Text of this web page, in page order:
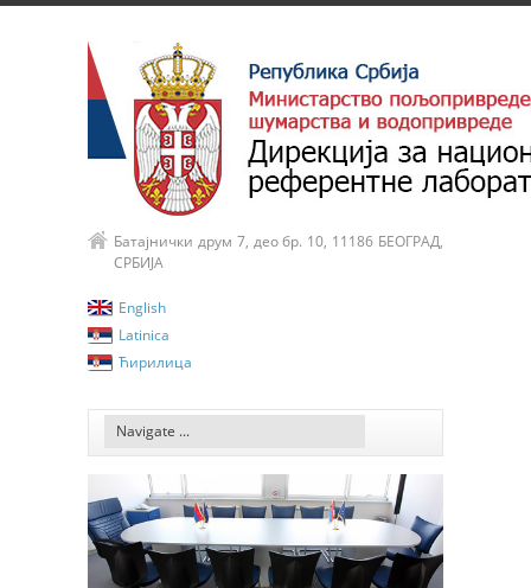
Батајнички друм 7, део бр. 10, 11186 БЕОГРАД,
СРБИЈА
English
Latinica
Ћирилица